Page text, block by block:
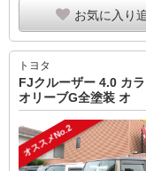
お気に入り
トヨタ
FJクルーザー 4.0 カ
オリーブG全塗装 オ
オススメNo.2